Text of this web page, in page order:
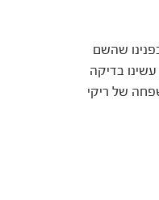
של ריקי (זיו דיורולי, בת ה-8) ציינה בפנינו שהשם
בדיקה
של ריקי